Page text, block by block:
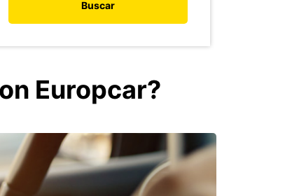
Buscar
Europcar?